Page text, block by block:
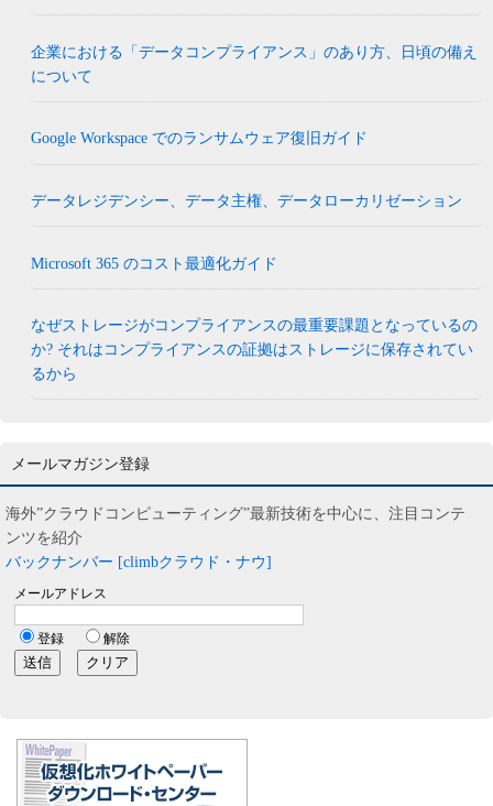
企業における「データコンプライアンス」のあり方、日頃の備え
について
Google Workspace でのランサムウェア復旧ガイド
データレジデンシー、データ主権、データローカリゼーション
Microsoft 365 のコスト最適化ガイド
なぜストレージがコンプライアンスの最重要課題となっているの
か? それはコンプライアンスの証拠はストレージに保存されてい
るから
メールマガジン登録
海外”クラウドコンピューティング”最新技術を中心に、注目コンテ
ンツを紹介
バックナンバー [climbクラウド・ナウ]